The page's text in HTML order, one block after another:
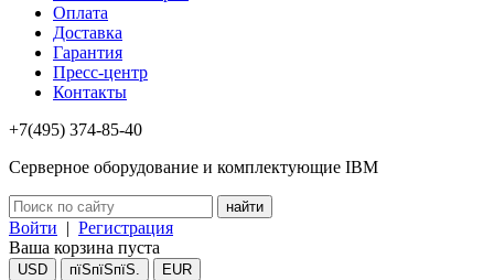
Оплата
Доставка
Гарантия
Пресс-центр
Контакты
+7(495) 374-85-40
Серверное оборудование и комплектующие IBM
Войти | Регистрация
Ваша корзина пуста
USD пїЅпїЅпїЅ. EUR